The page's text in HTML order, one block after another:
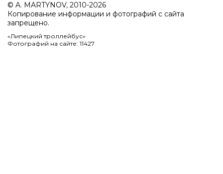
© A. MARTYNOV, 2010-2026
Копирование информации и фотографий с сайта
запрещено.
«Липецкий троллейбус»
Фотографий на сайте: 11427